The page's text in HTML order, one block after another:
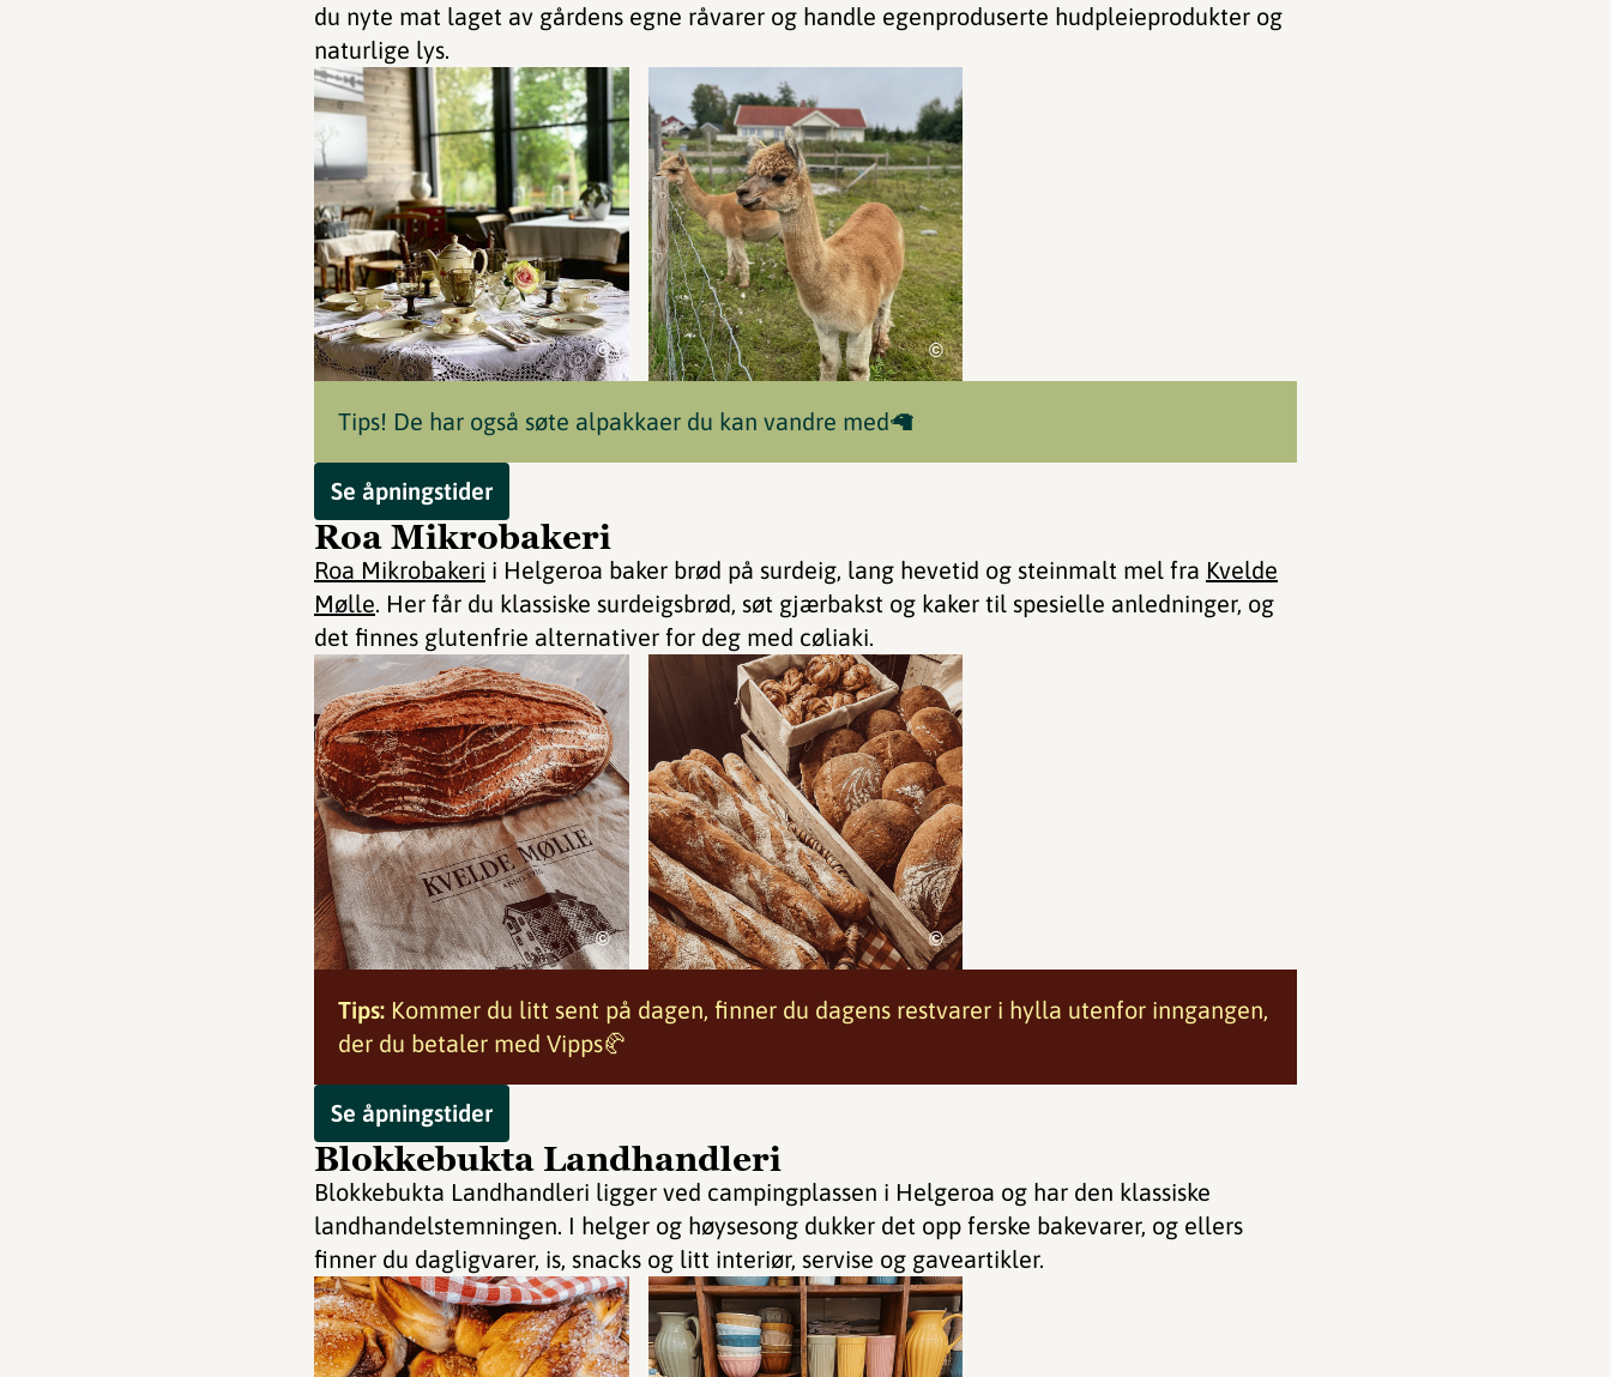
du nyte mat laget av gårdens egne råvarer og handle egenproduserte hudpleieprodukter og
naturlige lys.
© ©
Tips! De har også søte alpakkaer du kan vandre med🦙
Se åpningstider
Roa Mikrobakeri
Roa Mikrobakeri i Helgeroa baker brød på surdeig, lang hevetid og steinmalt mel fra Kvelde
Mølle. Her får du klassiske surdeigsbrød, søt gjærbakst og kaker til spesielle anledninger, og
det finnes glutenfrie alternativer for deg med cøliaki.
© ©
Tips: Kommer du litt sent på dagen, finner du dagens restvarer i hylla utenfor inngangen,
der du betaler med Vipps🥐
Se åpningstider
Blokkebukta Landhandleri
Blokkebukta Landhandleri ligger ved campingplassen i Helgeroa og har den klassiske
landhandelstemningen. I helger og høysesong dukker det opp ferske bakevarer, og ellers
finner du dagligvarer, is, snacks og litt interiør, servise og gaveartikler.